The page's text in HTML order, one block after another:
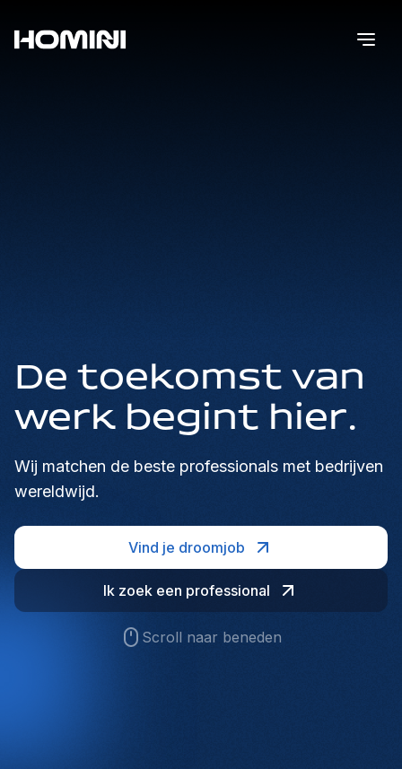
De toekomst van
werk begint hier.
Wij matchen de beste professionals met bedrijven
wereldwijd.
Vind je droomjob
Ik zoek een professional
Scroll naar beneden